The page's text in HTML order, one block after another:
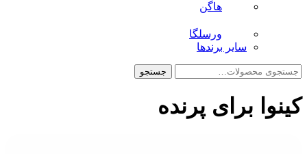
هاگن
ورسلگا
سایر برند‌ها
جستجو
جستجو
کینوا برای پرنده